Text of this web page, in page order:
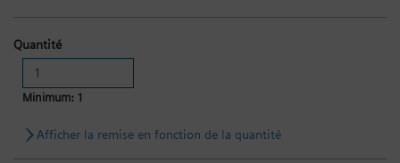
Quantité
Minimum: 1
Afficher la remise en fonction de la quantité